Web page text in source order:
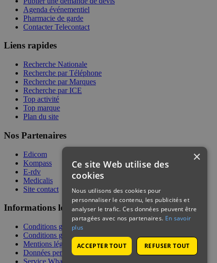
Agenda événementiel
Pharmacie de garde
Contacter Telecontact
Liens rapides
Recherche Nationale
Recherche par Téléphone
Recherche par Marques
Recherche par ICE
Top activité
Top marque
Plan du site
Nos Partenaires
Edicom
Kompass
E-rdv
Medicalis
Site contact
Informations légales
Conditions générales de services
Conditions générales de vente
Mentions légales
Données personnelles
Service WhatsApp
×
Ce site Web utilise des
cookies
Nous utilisons des cookies pour
personnaliser le contenu, les publicités et
analyser le trafic. Ces données peuvent être
partagées avec nos partenaires. En savoir
plus
ACCEPTER TOUT REFUSER TOUT